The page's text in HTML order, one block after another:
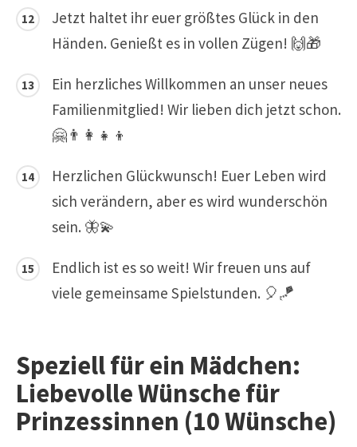
Jetzt haltet ihr euer größtes Glück in den
Händen. Genießt es in vollen Zügen! 🙌🎁
Ein herzliches Willkommen an unser neues
Familienmitglied! Wir lieben dich jetzt schon.
🤗👨‍👩‍👧‍👦
Herzlichen Glückwunsch! Euer Leben wird
sich verändern, aber es wird wunderschön
sein. 🦋💫
Endlich ist es so weit! Wir freuen uns auf
viele gemeinsame Spielstunden. 🎈🪁
Speziell für ein Mädchen:
Liebevolle Wünsche für
Prinzessinnen (10 Wünsche)